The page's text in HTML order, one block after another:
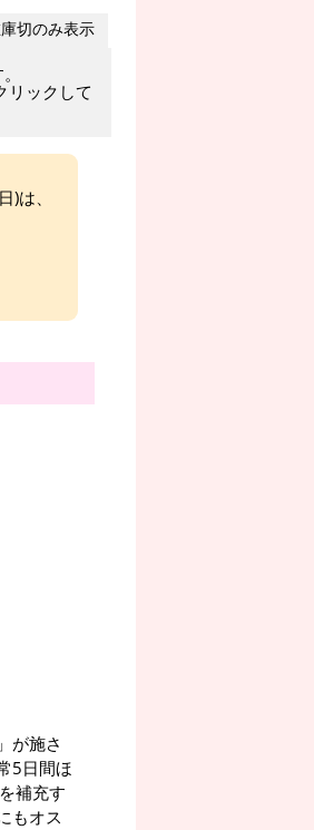
切のみ表示
リックして
は、
が施さ
5日間ほ
補充す
もオス